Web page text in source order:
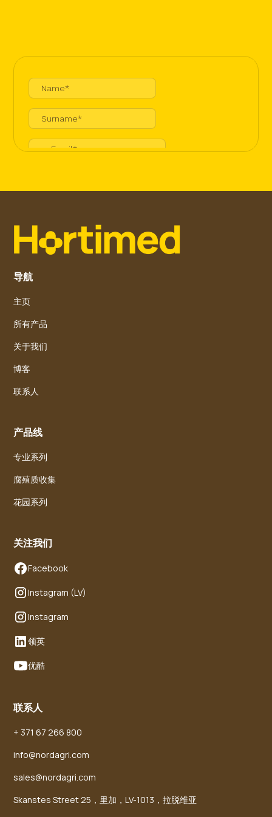
增值税号：LV40103841894
IBAN：LV72HABA0551039201950
银行名称：“瑞典银行” AS
导航
主页
所有产品
关于我们
博客
联系人
产品线
专业系列
腐殖质收集
花园系列
关注我们
Facebook
Instagram (LV)
Instagram
领英
优酷
联系人
+ 371 67 266 800
info@nordagri.com
sales@nordagri.com
Skanstes Street 25，里加，LV-1013，拉脱维亚